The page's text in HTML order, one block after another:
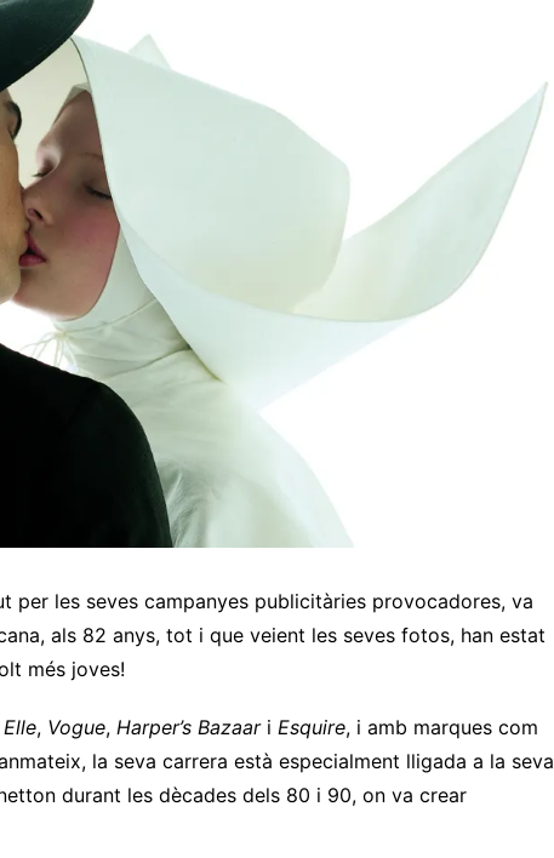
per les seves campanyes publicitàries provocadores, va
als 82 anys, tot i que veient les seves fotos, han estat
més joves!
Elle, Vogue, Harper’s Bazaari Esquire, i amb marques com
la seva carrera està especialment lligada a la seva
durant les dècades dels 80 i 90, on va crear